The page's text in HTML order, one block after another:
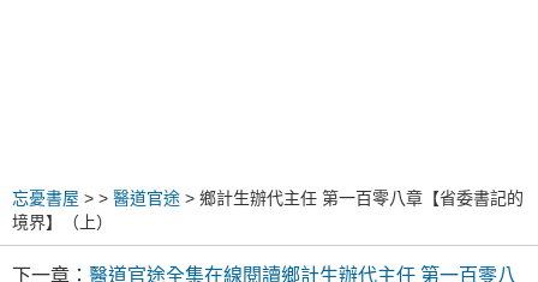
忘憂書屋 > > 醫道官途 > 鄉計生辦代主任 第一百零八章【省委書記的
境界】（上）
下一章： 醫道官途全集在線閱讀鄉計生辦代主任 第一百零八